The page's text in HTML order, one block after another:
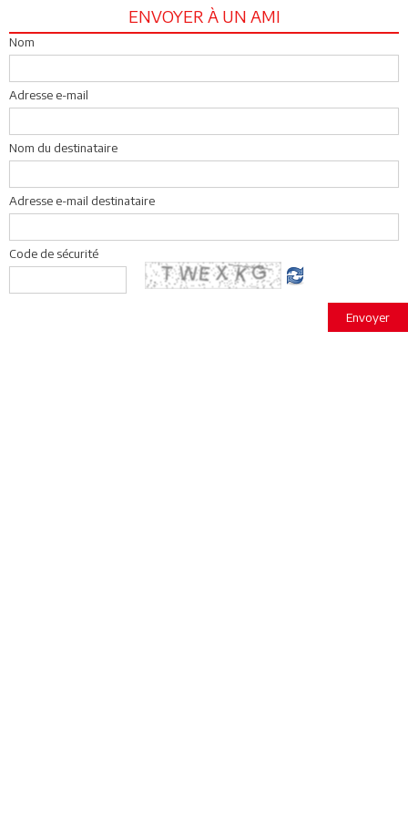
ENVOYER À UN AMI
Nom
Adresse e-mail
Nom du destinataire
Adresse e-mail destinataire
Code de sécurité
Envoyer